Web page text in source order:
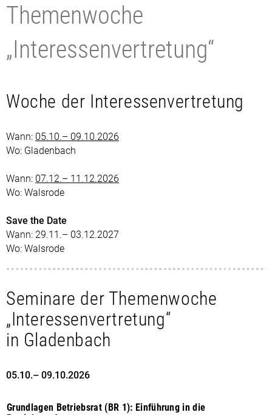
Themenwoche
„Interessenvertretung“
Woche der Interessenvertretung
Wann: 05.10.– 09.10.2026
Wo: Gladenbach
Wann: 07.12.– 11.12.2026
Wo: Walsrode
Save the Date
Wann: 29.11.– 03.12.2027
Wo: Walsrode
Seminare der Themenwoche
„Interessenvertretung“
in Gladenbach
05.10.– 09.10.2026
Grundlagen Betriebsrat (BR 1): Einführung in die